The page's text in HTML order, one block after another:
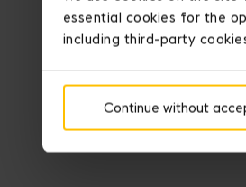
essential cookies for the
including third-party
Continue without